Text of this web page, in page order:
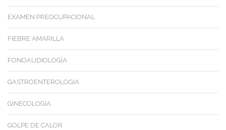
EXAMEN PREOCUPACIONAL
FIEBRE AMARILLA
FONOAUDIOLOGÍA
GASTROENTEROLOGIA
GINECOLOGIA
GOLPE DE CALOR